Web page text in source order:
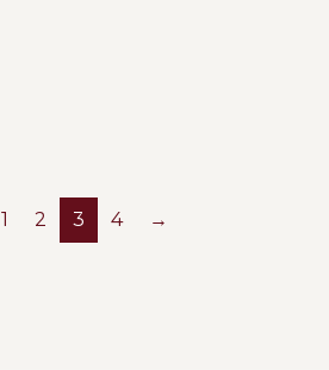
1 2 3 4 →